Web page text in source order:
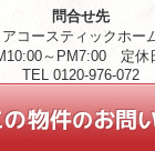
問合せ先
アコースティックホー
～PM7:00 定休
TEL 0120-976-072